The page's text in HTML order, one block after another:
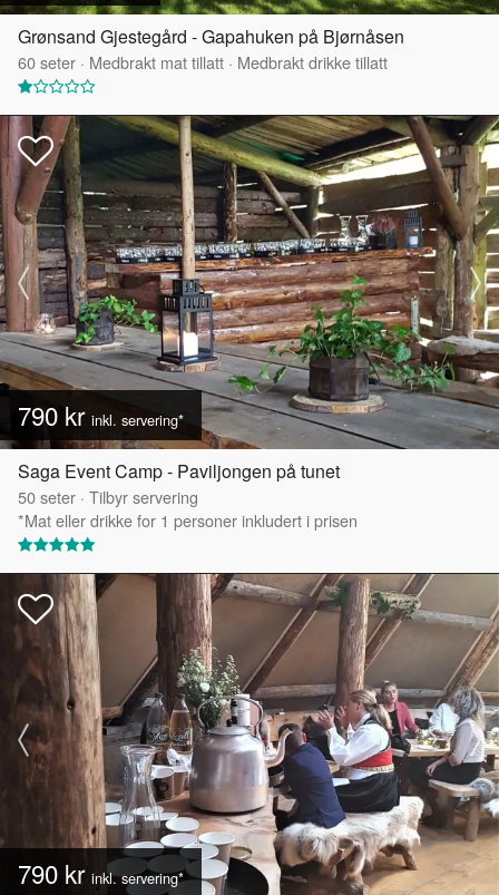
Grønsand Gjestegård - Gapahuken på Bjørnåsen
60seter · Medbrakt mat tillatt · Medbrakt drikke tillatt
790 kr inkl. servering*
Saga Event Camp - Paviljongen på tunet
50seter · Tilbyr servering
*Mat eller drikke for 1 personer inkludert i prisen
790 kr inkl. servering*